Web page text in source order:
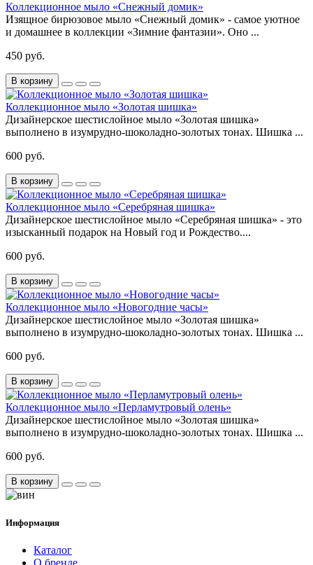
Коллекционное мыло «Снежный домик»
Изящное бирюзовое мыло «Снежный домик» - самое уютное
и домашнее в коллекции «Зимние фантазии». Оно ...
450 руб.
В корзину
Коллекционное мыло «Золотая шишка»
Дизайнерское шестислойное мыло «Золотая шишка»
выполнено в изумрудно-шоколадно-золотых тонах. Шишка ...
600 руб.
В корзину
Коллекционное мыло «Серебряная шишка»
Дизайнерское шестислойное мыло «Серебряная шишка» - это
изысканный подарок на Новый год и Рождество....
600 руб.
В корзину
Коллекционное мыло «Новогодние часы»
Дизайнерское шестислойное мыло «Золотая шишка»
выполнено в изумрудно-шоколадно-золотых тонах. Шишка ...
600 руб.
В корзину
Коллекционное мыло «Перламутровый олень»
Дизайнерское шестислойное мыло «Золотая шишка»
выполнено в изумрудно-шоколадно-золотых тонах. Шишка ...
600 руб.
В корзину
Информация
Каталог
О бренде